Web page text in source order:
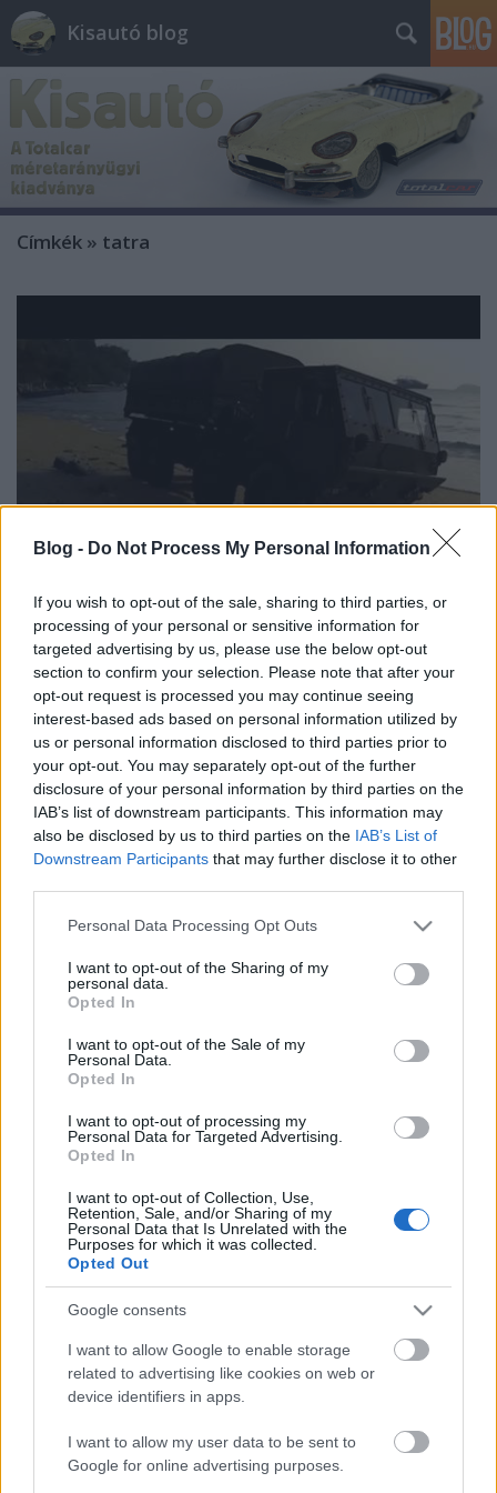
Blog - Do Not Process My Personal Information
If you wish to opt-out of the sale, sharing to third parties, or
processing of your personal or sensitive information for
targeted advertising by us, please use the below opt-out
section to confirm your selection. Please note that after your
opt-out request is processed you may continue seeing
interest-based ads based on personal information utilized by
us or personal information disclosed to third parties prior to
your opt-out. You may separately opt-out of the further
disclosure of your personal information by third parties on the
IAB’s list of downstream participants. This information may
also be disclosed by us to third parties on the IAB’s List of
Downstream Participants that may further disclose it to other
Please note that this website/app uses one or more Google
not limited to your visit or usage behaviour. You may click to
grant or deny consent to Google and its third-party tags to
use your data for below specified purposes in below Google
consent section.
Personal Data Processing Opt Outs
I want to opt-out of the Sharing of my
personal data.
Opted In
I want to opt-out of the Sale of my
Personal Data.
Opted In
I want to opt-out of processing my
Personal Data for Targeted Advertising.
Opted In
I want to opt-out of Collection, Use,
Retention, Sale, and/or Sharing of my
Personal Data that Is Unrelated with the
Purposes for which it was collected.
Opted Out
Google consents
I want to allow Google to enable storage
related to advertising like cookies on web or
device identifiers in apps.
I want to allow my user data to be sent to
Google for online advertising purposes.
Kisautó blog
Címkék » tatra
A modell-Tatra, amelyik jobb, mint a
valódi?
Sturcz Antal• 2015. március 24.
A múlt havi Jeep után nem gondoltam volna, hogy a
japán cég elő tud állni még meredekebb géppel, de
a Capo -féle Tatra, már csak a kerekek számában is
rádupláz a Wranglerre. Nem is tudom, hogy nem
tűnt fel, hiszen ezt gyártották hamarabb, és elég egy
képet megnézni ahhoz,…
A Tatra Legóként is megállíthatatlan
Sturcz Antal•2014. január 13.